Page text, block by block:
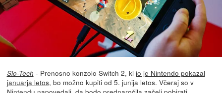
Slo-Tech - Prenosno konzolo Switch 2, ki jo je Nintendo pokazal
januarja letos, bo možno kupiti od 5. junija letos. Včeraj so v